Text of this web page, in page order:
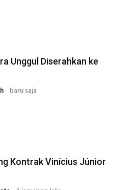
Unggul Diserahkan ke
baru saja
Kontrak Vinícius Júnior